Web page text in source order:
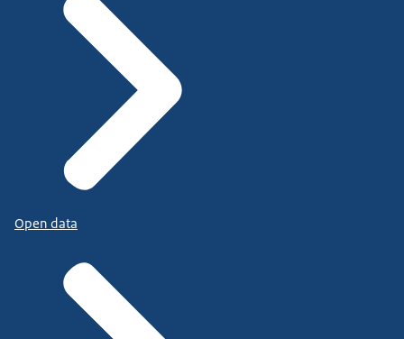
Open data